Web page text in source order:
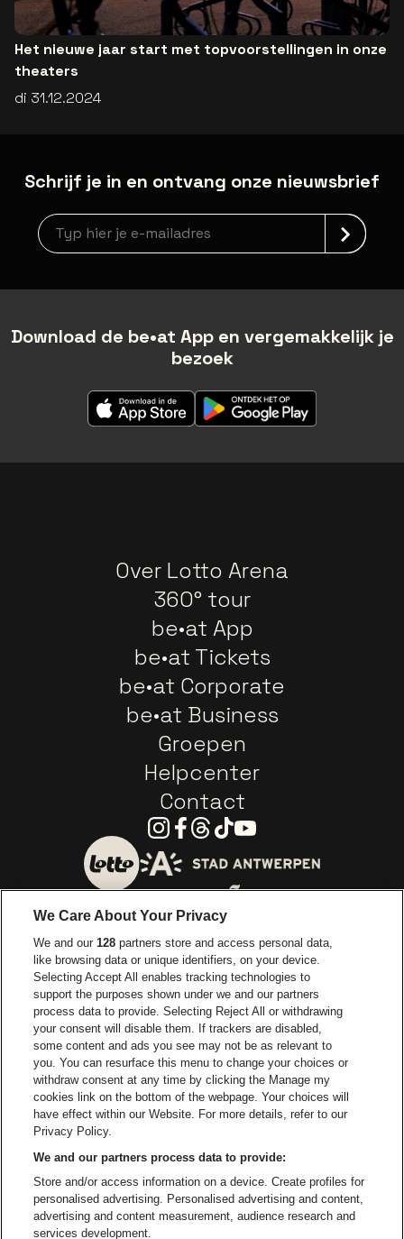
Het nieuwe jaar start met topvoorstellingen in onze
theaters
di 31.12.2024
Schrijf je in en ontvang onze nieuwsbrief
Nieuwsbrief aanmelding
Download de be•at App en vergemakkelijk je
bezoek
Over Lotto Arena
360° tour
be•at App
be•at Tickets
be•at Corporate
be•at Business
Groepen
Helpcenter
Contact
Instagram
Facebook
Threads
TiktokYoutube
Ga naar de website van
Ga naar de website van Europcar
Ga naar de
Ga naar de website van Coca-Cola
Ga naar de website van
Ga naar
Ga naar de website van Champagne
Ga naar de website
Ga naar de website van Het
Ga naar de
Lotto Arena is een deel vanbe•at
Lotto Arena
Schijnpoortweg 119, 2170 Antwerpen
Be-At Venues
Schijnpoortweg 119, 2170 Antwerpen
BTW (BE) 0461.051.688 - RPR Antwerpen
BNP Paribas Fortis - IBAN: BE93 2200 4925 0067 - BIC:
We Care About Your Privacy
We and our128 partners store and access personal data,
like browsing data or unique identifiers, on your device.
Selecting Accept All enables tracking technologies to
support the purposes shown under we and our partners
process data to provide. Selecting Reject All or withdrawing
your consent will disable them. If trackers are disabled,
some content and ads you see may not be as relevant to
you. You can resurface this menu to change your choices or
withdraw consent at any time by clicking the Manage my
cookies link on the bottom of the webpage. Your choices will
have effect within our Website. For more details, refer to our
Privacy Policy.
We and our partners process data to provide:
Store and/or access information on a device. Create profiles for
personalised advertising. Personalised advertising and content,
advertising and content measurement, audience research and
services development.